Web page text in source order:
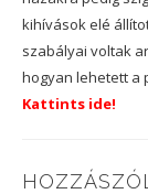
kihívások elé
szabályai voltak
hogyan lehetett a
Kattints ide!